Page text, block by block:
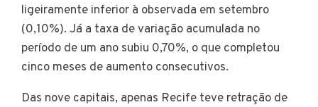
ligeiramente inferior à observada em setembro
(0,10%). Já a taxa de variação acumulada no
período de um ano subiu 0,70%, o que completou
cinco meses de aumento consecutivos.
Das nove capitais, apenas Recife teve retração de